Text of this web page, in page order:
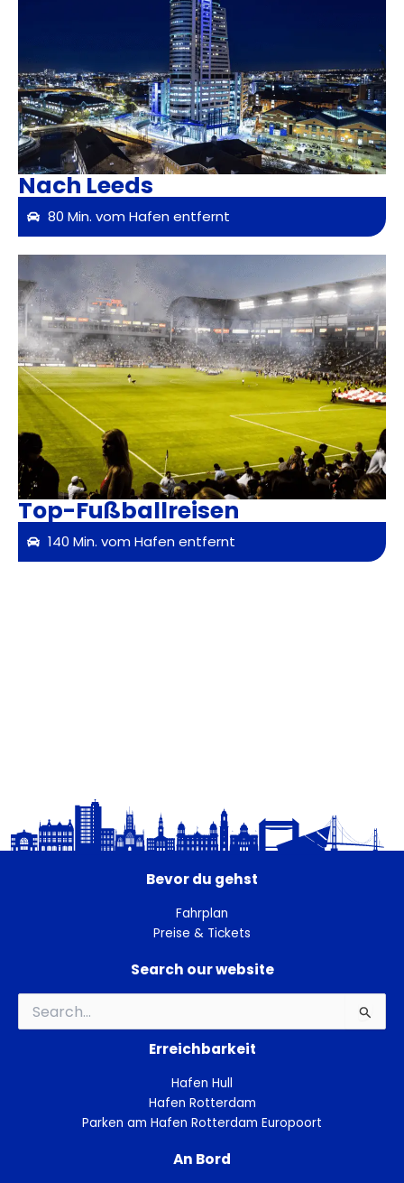
Nach Leeds
80 Min. vom Hafen entfernt
Top-Fußballreisen
140 Min. vom Hafen entfernt
Bevor du gehst
Fahrplan
Preise & Tickets
Search our website
Suchen
nach:
Erreichbarkeit
Hafen Hull
Hafen Rotterdam
Parken am Hafen Rotterdam Europoort
An Bord